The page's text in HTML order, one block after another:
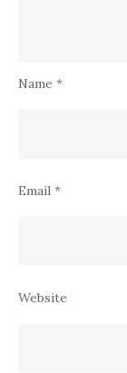
Name *
Email *
Website